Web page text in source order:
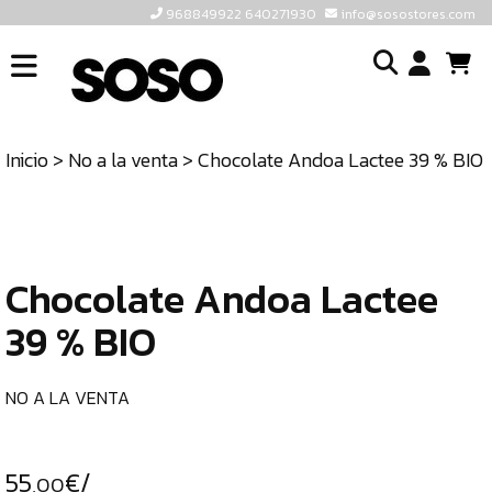
968849922 640271930 info@sosostores.com
INICIO
TIENDA
968849922
640271930
INFO@SOSOSTORES.COM
o
Inicio> No a la venta> Chocolate Andoa Lactee 39 % BIO
Chocolate Andoa Lactee
39 % BIO
NO A LA VENTA
55,00€/